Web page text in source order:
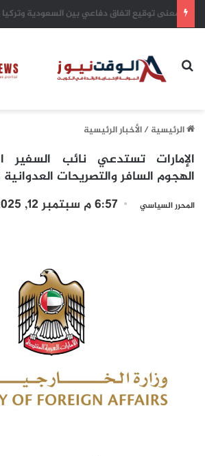
بحث عن
الرئيسية/الأخبار الرئيسية
الإمارات تستدعي نائب السفير
الهجوم السافر والتصريحات
المحرر السياسي 6:57 م سبتمبر 12, 2025